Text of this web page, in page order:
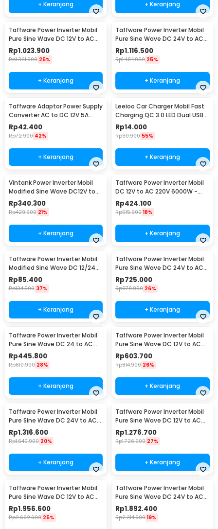
+ Keranjang + Keranjang
Taffware Power Inverter Mobil
Pure Sine Wave DC 12V to AC
220V 3000W - NBQ3000W
Rp1.023.900
Rp1.361.900 25%
+ Keranjang
Taffware Power Inverter Mobil
Pure Sine Wave DC 24V to AC
220V 3000W - NBQ3000W
Rp1.116.500
Rp1.484.900 25%
+ Keranjang
Taffware Adaptor Power Supply
Converter AC to DC 12V 5A
Cigarette Port - XH213
Rp42.400
Rp72.900 42%
+ Keranjang
Leeioo Car Charger Mobil Fast
Charging QC 3.0 LED Dual USB
Port 2.4A - LE001
Rp14.000
Rp30.900 55%
+ Keranjang
Vintank Power Inverter Mobil
Modified Sine Wave DC12V to
AC220V 4000W - CMZ-4000
Rp340.300
Rp429.900 21%
+ Keranjang
Taffware Power Inverter Mobil
DC 12V to AC 220V 6000W -
Q6000
Rp424.100
Rp515.900 18%
+ Keranjang
Taffware Power Inverter Mobil
Modified Sine Wave DC 12/24V
to AC 220V - EA851
Rp85.400
Rp134.900 37%
+ Keranjang
Taffware Power Inverter Mobil
Pure Sine Wave DC 24V to AC
220V 2000W - NBQ2000W
Rp725.000
Rp978.900 26%
+ Keranjang
Taffware Power Inverter Mobil
Pure Sine Wave DC 24 to AC
220V 1000W - NBQ1000
Rp445.800
Rp610.900 28%
+ Keranjang
Taffware Power Inverter Mobil
Pure Sine Wave DC 12V to AC
220V 1600W - NBQ1600W
Rp603.700
Rp814.900 26%
+ Keranjang
Taffware Power Inverter Mobil
Pure Sine Wave DC 24V to AC
220V 4000W - NBQ4000W
Rp1.316.600
Rp1.640.900 20%
+ Keranjang
Taffware Power Inverter Mobil
Pure Sine Wave DC 12V to AC
220V 4000W - NBQ4000W
Rp1.276.700
Rp1.726.900 27%
+ Keranjang
Taffware Power Inverter Mobil
Pure Sine Wave DC 12V to AC
220V 5000W - NBQ5000W
Rp1.956.600
Rp2.602.900 25%
Taffware Power Inverter Mobil
Pure Sine Wave DC 24V to AC
220V 5000W - NBQ5000W
Rp1.892.400
Rp2.314.900 19%